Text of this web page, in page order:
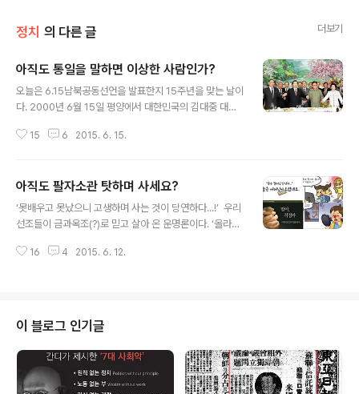
정치 의 다른 글 더보기
아직도 통일을 말하면 이상한 사람인가?
오늘은 6.15남북공동선언을 발표한지 15주년을 맞는 날이
다. 2000년 6월 15일 평양에서 대한민국의 김대중 대통
상회담을 통해서 발표한 공동 선언은 7천만 동포들에게 1
합쳐 자주적으로 해결해 나가기로 하고, 경제협력을 통하
여 민족경제를 균형적으로 발전시키고 사회·문화·체육·보
건·환경 등 제반 분야의 협력과 교류를 활성화하여 서로의
월한 우리민족의 꿈이기도 했다. 그로부터 15년이 지난
15 6 2015. 6. 15.
아직도 팔자소관 탓하며 사세요?
‘못배우고 못났으니 고생하며 사는 것이 당연하다...!’ 우리
선조들이 금과옥조(?)로 믿고 살아 온 운명론이다. ‘올라가
한다’는 말도 있다. 계급사회, 농업사회도 지나 정보화사회
에서 벗어나지 못하는 이유나 양극화문제는 개인의 잘잘못
이라기보다 사회의 구조적인 모순이 만든 결과라는 것을
알만도 됐건만 운명론자가 된 민초들은 지금도 가난이 ‘못
배우고 못난’ 탓으로 안다. '마음씨 나쁜 것은 용서되어도
얼굴 못생긴 것은 용서 안 된다.’는 농담 아닌 농담이 있다.
16 4 2015. 6. 12.
이 블로그 인기글